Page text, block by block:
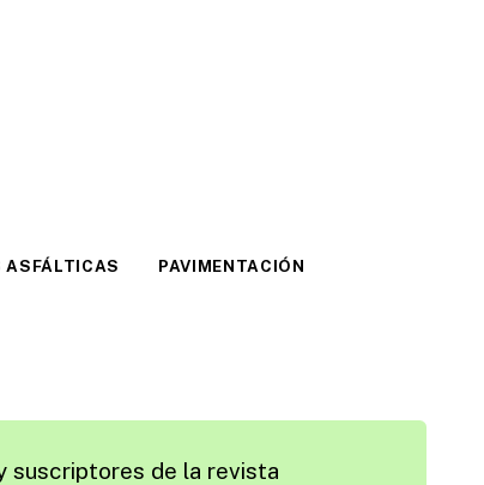
ASFÁLTICAS PAVIMENTACIÓN
suscriptores de la revista